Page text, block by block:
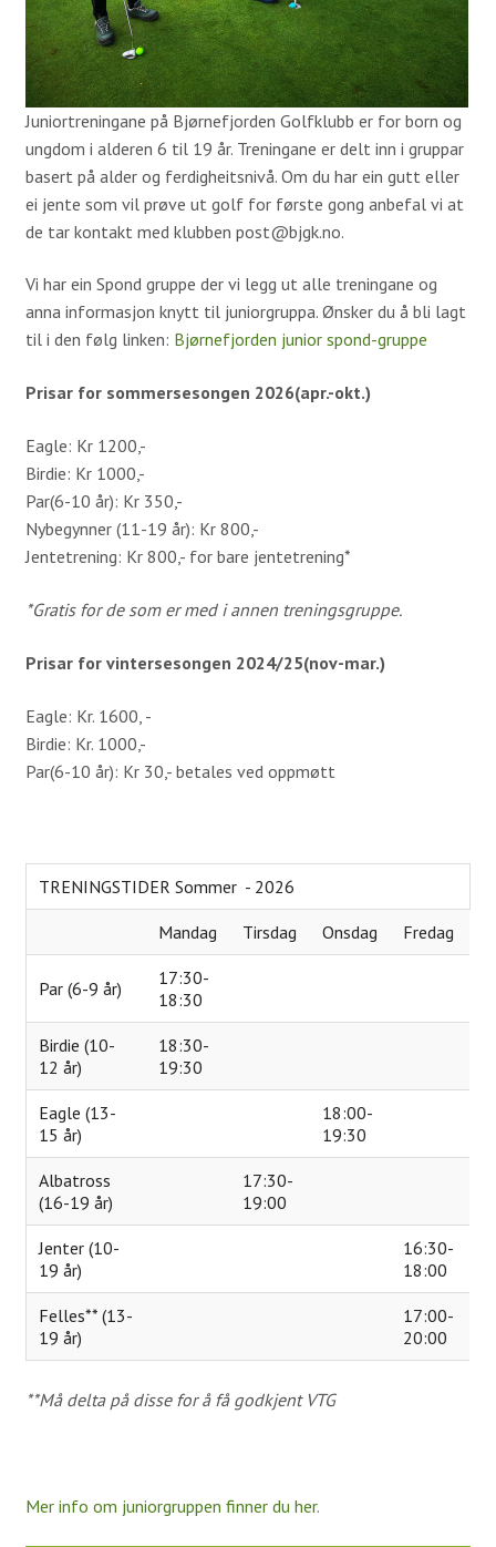
Simulatorer
Proshop
Kafeteria
Samarbeidspartnere
Historie
Banen
Baneguide
Green Keepers Corner
Gjester
Veibeskrivelse
Greenfee
Golfopplæring
Instruksjon
Kom med innspill
Om Tora Wiberg
Juniortrening
Aktiviteter
Uttakskriterier LAG-NM
FORE! Folkehelse
Grupper
Seniorgruppen
Aktivitetskalender
Juniortreningane på Bjørnefjorden Golfklubb er for born og
ungdom i alderen 6 til 19 år. Treningane er delt inn i gruppar
basert på alder og ferdigheitsnivå. Om du har ein gutt eller
ei jente som vil prøve ut golf for første gong anbefal vi at
de tar kontakt med klubben post@bjgk.no.
Vi har ein Spond gruppe der vi legg ut alle treningane og
anna informasjon knytt til juniorgruppa. Ønsker du å bli lagt
til i den følg linken: Bjørnefjorden junior spond-gruppe
Prisar for sommersesongen 2026(apr.-okt.)
Eagle: Kr 1200,-
Birdie: Kr 1000,-
Par(6-10 år): Kr 350,-
Nybegynner (11-19 år): Kr 800,-
Jentetrening: Kr 800,- for bare jentetrening*
*Gratis for de som er med i annen treningsgruppe.
Prisar for vintersesongen 2024/25(nov-mar.)
Eagle: Kr. 1600, -
Birdie: Kr. 1000,-
Par(6-10 år): Kr 30,- betales ved oppmøtt
TRENINGSTIDER Sommer - 2026
Mandag Tirsdag Onsdag Fredag
Par (6-9 år)
17:30-
18:30
Birdie (10-
12 år)
18:30-
19:30
Eagle (13-
15 år)
18:00-
19:30
Albatross
(16-19 år)
17:30-
19:00
Jenter (10-
19 år)
16:30-
18:00
Felles** (13-
19 år)
17:00-
20:00
**Må delta på disse for å få godkjent VTG
Mer info om juniorgruppen finner du her.